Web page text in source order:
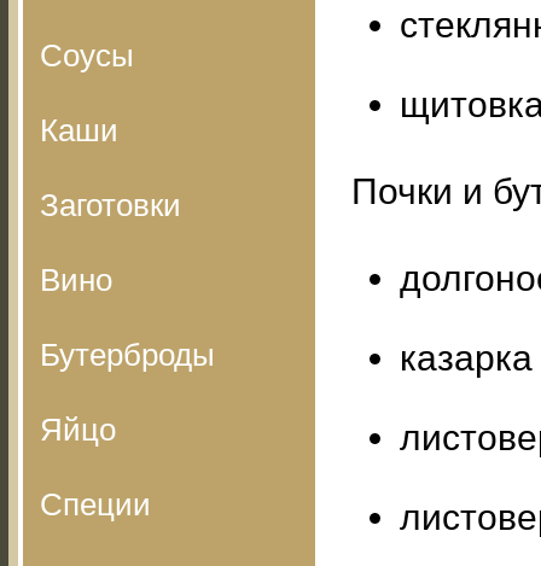
Соусы
Каши
Заготовки
Вино
Бутерброды
Яйцо
Специи
Почки и
казарка